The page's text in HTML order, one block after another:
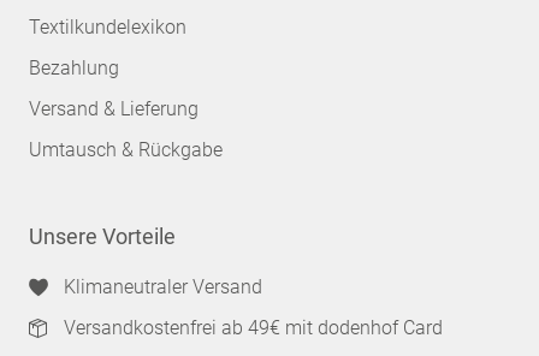
Textilkundelexikon
Bezahlung
Versand & Lieferung
Umtausch & Rückgabe
Unsere Vorteile
Klimaneutraler Versand
Versandkostenfrei ab 49€ mit dodenhof Card